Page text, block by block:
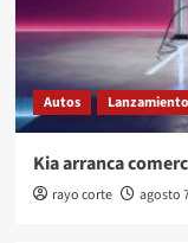
Autos
Kia arranca
rayo corte agosto